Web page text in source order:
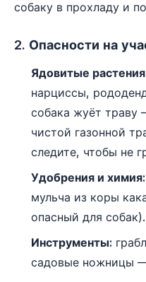
собаку в прохладу и
2. Опасности на
Ядовитые
нарциссы,
собака жуёт траву
чистой газонной
следите, чтобы не
Удобрения и химия:
мульча из коры
опасный для собак).
Инструменты:
садовые ножницы